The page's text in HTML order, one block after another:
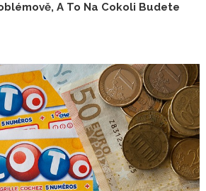
A To Na Cokoli Budete